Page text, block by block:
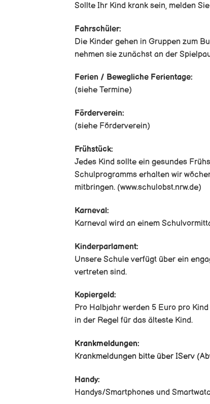
Sollte Ihr Kind krank sein, melden
Fahrschüler:
Die Kinder gehen in Gruppen zum
nehmen sie zunächst an der
Ferien / Bewegliche Ferientage:
(siehe Termine)
Förderverein:
(siehe Förderverein)
Frühstück:
Jedes Kind sollte ein gesundes
Schulprogramms erhalten wir
mitbringen. (www.schulobst.nrw.de)
Karneval:
Karneval wird an einem
Kinderparlament:
Unsere Schule verfügt über ein
vertreten sind.
Kopiergeld:
Pro Halbjahr werden 5 Euro pro
in der Regel für das älteste Kind.
Krankmeldungen:
Krankmeldungen bitte über IServ
Handy:
Handys/Smartphones und